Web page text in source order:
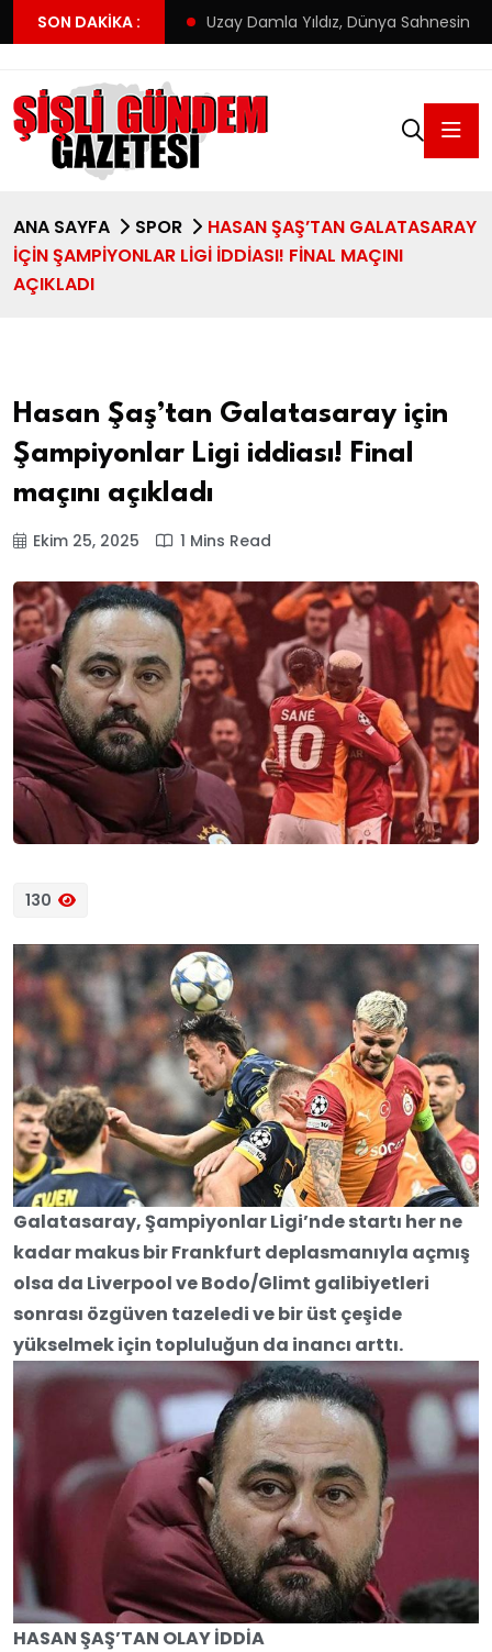
SON DAKIKA :
yeni adresi Uzay Damla Yıldız, Dünya
ANA SAYFA SPOR
HASAN ŞAŞ’TAN GALATASARAY
IÇIN ŞAMPIYONLAR LIGI IDDIASI! FINAL MAÇINI
AÇIKLADI
Hasan Şaş’tan Galatasaray için
Şampiyonlar Ligi iddiası! Final
maçını açıkladı
Ekim 25, 2025 1 Mins Read
130
Galatasaray, Şampiyonlar Ligi’nde startı her ne
kadar makus bir Frankfurt deplasmanıyla açmış
olsa da Liverpool ve Bodo/Glimt galibiyetleri
sonrası özgüven tazeledi ve bir üst çeşide
yükselmek için topluluğun da inancı arttı.
HASAN ŞAŞ’TAN OLAY İDDİA